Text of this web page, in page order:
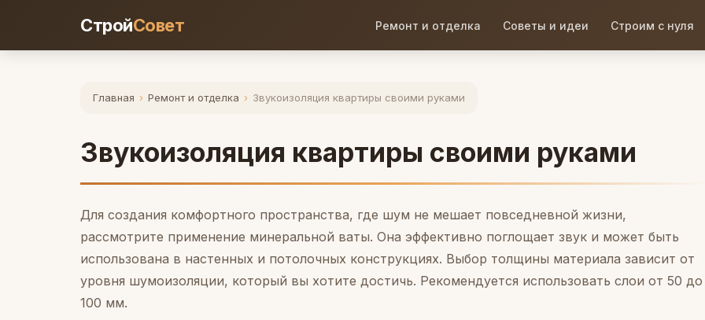
СтройСовет Ремонт и отделка Советы и идеи Строим с нуля
Главная › Ремонт и отделка › Звукоизоляция квартиры своими руками
Звукоизоляция квартиры своими руками
Для создания комфортного пространства, где шум не мешает повседневной жизни,
рассмотрите применение минеральной ваты. Она эффективно поглощает звук и может быть
использована в настенных и потолочных конструкциях. Выбор толщины материала зависит от
уровня шумоизоляции, который вы хотите достичь. Рекомендуется использовать слои от 50 до
100 мм.